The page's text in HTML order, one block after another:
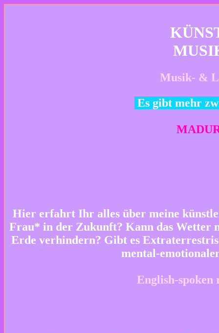
Musik- &
Es gibt mehr
Hier erfahrt Ihr alles über meine
Frau* in der Zukunft? Kann das Wetter
Erde verhindern? Gibt es
mental-
English-spoken